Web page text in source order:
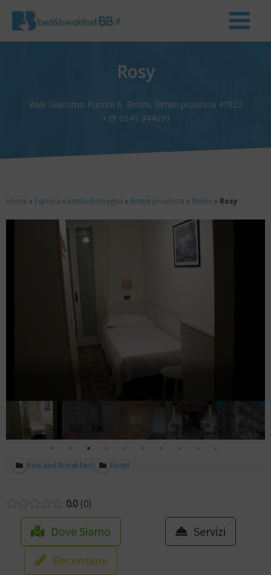
Rosy
Viale Giacomo Puccini 6, Rimini, Rimini provincia 47922
+39 0541 344699
Home » Esplora » Emilia-Romagna » Rimini provincia » Rimini » Rosy
Bed and Breakfast Hotel
0.0 0
Dove Siamo
Servizi
Recensioni